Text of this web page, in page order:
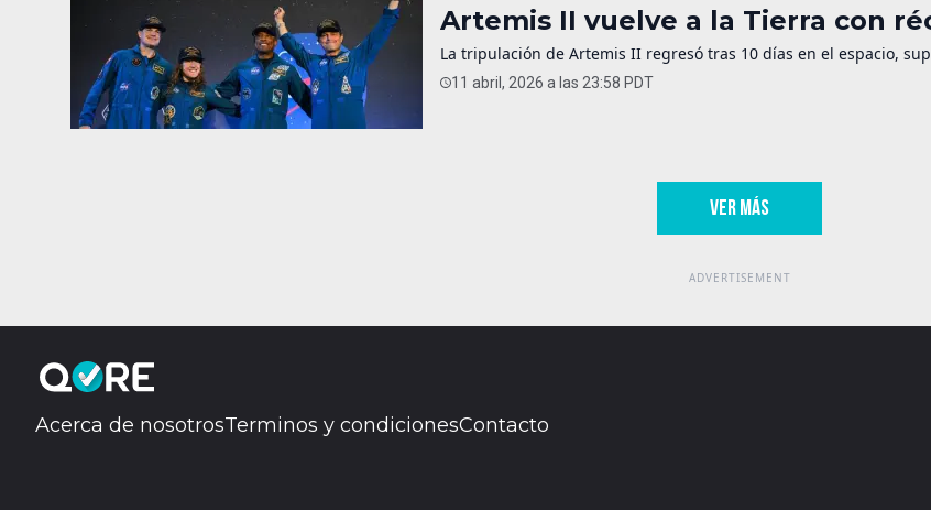
Artemis II vuelve a la Tierra con
La tripulación de Artemis II regresó tras 10 días en el espacio,
11 abril, 2026 a las 23:58 PDT
VER MÁS
Acerca de nosotrosTerminos y condicionesContacto